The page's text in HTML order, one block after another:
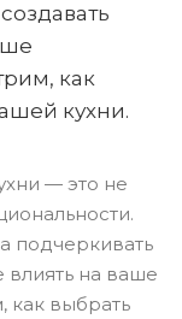
как
кухни.
— это не
подчеркивать
влиять на ваше
как выбрать